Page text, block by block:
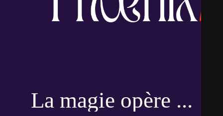
La magie opère ...